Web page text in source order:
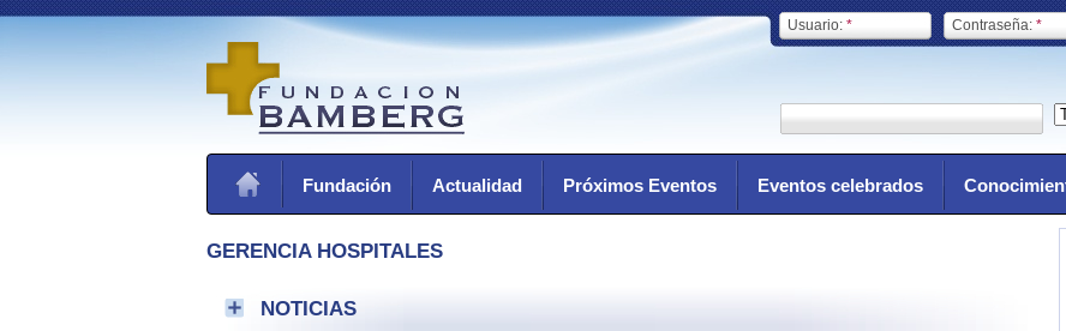
Usuario: * Contraseña: *
Fundación Actualidad Próximos Eventos Eventos celebrados
GERENCIA HOSPITALES
NOTICIAS